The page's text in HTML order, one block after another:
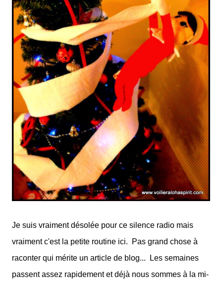
Je suis vraiment désolée pour ce silence radio mais
vraiment c'est la petite routine ici.
Pas grand chose à
raconter qui mérite un article de blog...
Les semaines
passent assez rapidement et déjà nous sommes à la mi-